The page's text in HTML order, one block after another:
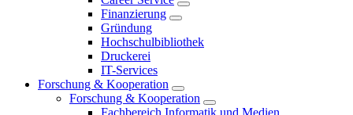
Finanzierung
Gründung
Hochschulbibliothek
Druckerei
IT-Services
Forschung & Kooperation
Forschung & Kooperation
Fachbereich Informatik und Medien